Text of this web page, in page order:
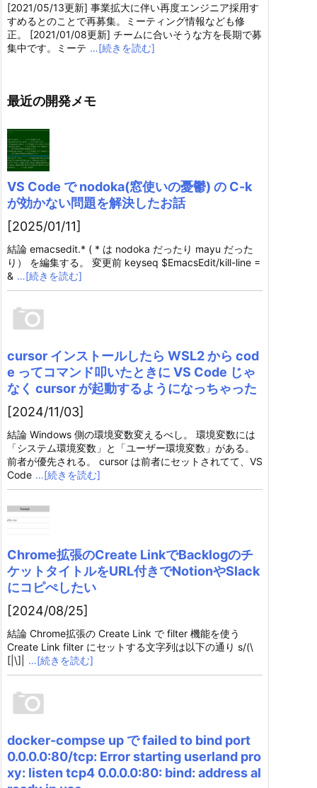
[2021/05/13更新] 事業拡大に伴い再度エンジニア採用す
すめるとのことで再募集。ミーティング情報なども修
正。 [2021/01/08更新] チームに合いそうな方を長期で募
集中です。ミーテ …[続きを読む]
最近の開発メモ
VS Code で nodoka(窓使いの憂鬱) の C-k
が効かない問題を解決したお話
[2025/01/11]
結論 emacsedit.* ( * は nodoka だったり mayu だった
り） を編集する。 変更前 keyseq $EmacsEdit/kill-line =
& …[続きを読む]
cursor インストールしたら WSL2 から cod
e ってコマンド叩いたときに VS Code じゃ
なく cursor が起動するようになっちゃった
[2024/11/03]
結論 Windows 側の環境変数変えるべし。 環境変数には
「システム環境変数」と「ユーザー環境変数」がある。
前者が優先される。 cursor は前者にセットされてて、VS
Code …[続きを読む]
Chrome拡張のCreate LinkでBacklogのチ
ケットタイトルをURL付きでNotionやSlack
にコピぺしたい
[2024/08/25]
結論 Chrome拡張の Create Link で filter 機能を使う
Create Link filter にセットする文字列は以下の通り s/(\
[|\]|
…[続きを読む]
docker-compse up で failed to bind port
0.0.0.0:80/tcp: Error starting userland pro
xy: listen tcp4 0.0.0.0:80: bind: address al